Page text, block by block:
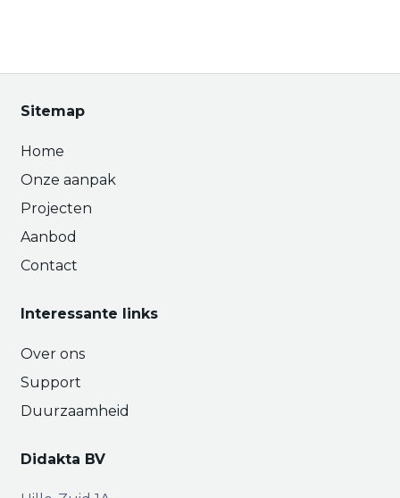
Sitemap
Home
Onze aanpak
Projecten
Aanbod
Contact
Interessante links
Over ons
Support
Duurzaamheid
Didakta BV